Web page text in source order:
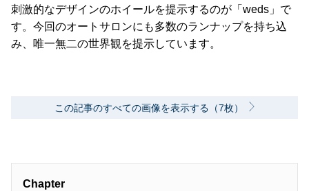
刺激的なデザインのホイールを提示するのが「weds」で
す。今回のオートサロンにも多数のランナップを持ち込
み、唯一無二の世界観を提示しています。
この記事のすべての画像を表示する（7枚）
Chapter